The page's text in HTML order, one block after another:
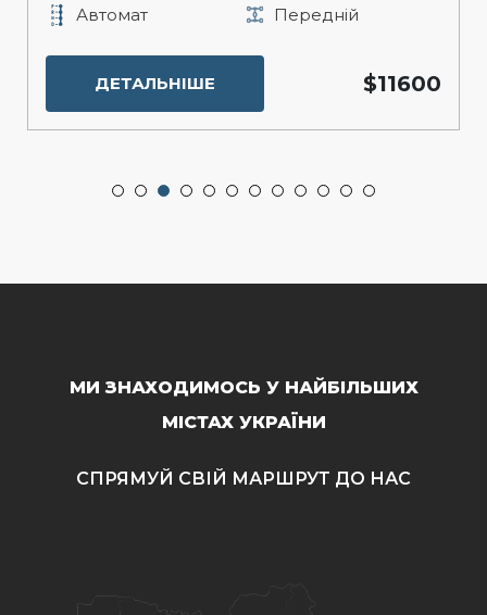
Автомат
Передній
ДЕТАЛЬНІШЕ $11600
МИ ЗНАХОДИМОСЬ У НАЙБІЛЬШИХ
МІСТАХ УКРАЇНИ
СПРЯМУЙ СВІЙ МАРШРУТ ДО НАС